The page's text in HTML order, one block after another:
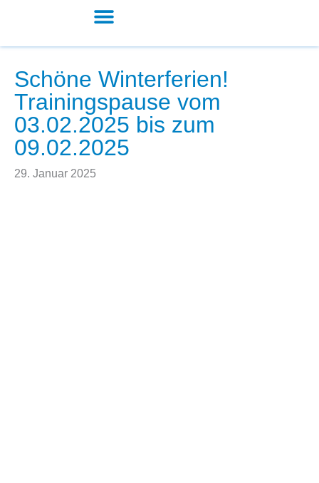
Schöne Winterferien!
Trainingspause vom
03.02.2025 bis zum
09.02.2025
29. Januar 2025